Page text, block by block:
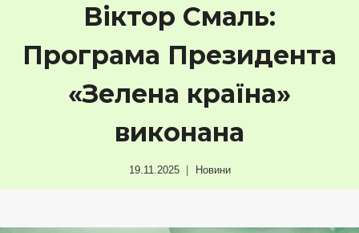
Віктор Смаль:
Програма Президента
«Зелена країна»
виконана
19.11.2025 Новини